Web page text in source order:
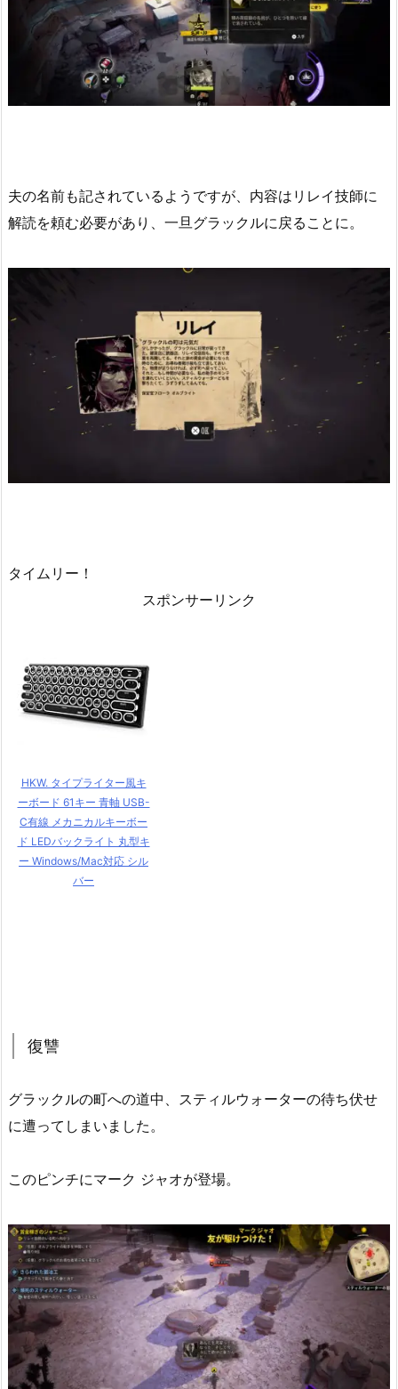
夫の名前も記されているようですが、内容はリレイ技師に
解読を頼む必要があり、一旦グラックルに戻ることに。
タイムリー！
スポンサーリンク
HKW. タイプライター風キ
ーボード 61キー 青軸 USB-
C有線 メカニカルキーボー
ド LEDバックライト 丸型キ
ー Windows/Mac対応 シル
バー
復讐
グラックルの町への道中、スティルウォーターの待ち伏せ
に遭ってしまいました。
このピンチにマーク ジャオが登場。